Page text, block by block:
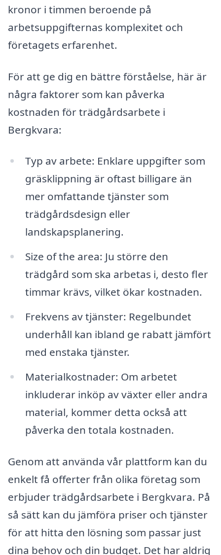
kronor i timmen beroende på
arbetsuppgifternas komplexitet och
företagets erfarenhet.
För att ge dig en bättre förståelse, här är
några faktorer som kan påverka
kostnaden för trädgårdsarbete i
Bergkvara:
Typ av arbete: Enklare uppgifter som
gräsklippning är oftast billigare än
mer omfattande tjänster som
trädgårdsdesign eller
landskapsplanering.
Size of the area: Ju större den
trädgård som ska arbetas i, desto fler
timmar krävs, vilket ökar kostnaden.
Frekvens av tjänster: Regelbundet
underhåll kan ibland ge rabatt jämfört
med enstaka tjänster.
Materialkostnader: Om arbetet
inkluderar inköp av växter eller andra
material, kommer detta också att
påverka den totala kostnaden.
Genom att använda vår plattform kan du
enkelt få offerter från olika företag som
erbjuder trädgårdsarbete i Bergkvara. På
så sätt kan du jämföra priser och tjänster
för att hitta den lösning som passar just
dina behov och din budget. Det har aldrig